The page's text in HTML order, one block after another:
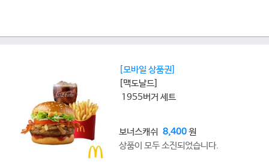
[모바일 상품권]
[맥도날드]
1955버거 세트
보너스캐쉬 8,400원
상품이 모두 소진되었습니다.